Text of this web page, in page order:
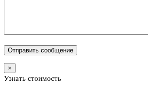
×
Узнать стоимость